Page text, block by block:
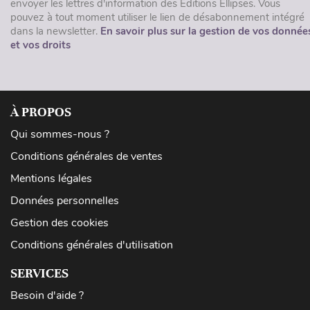
envoyer les lettres d'information des Éditions Ellipses. Vous
pouvez à tout moment utiliser le lien de désabonnement intégré
dans la newsletter. En savoir plus sur la gestion de vos
et vos droits
À PROPOS
Qui sommes-nous ?
Conditions générales de ventes
Mentions légales
Données personnelles
Gestion des cookies
Conditions générales d'utilisation
SERVICES
Besoin d'aide ?